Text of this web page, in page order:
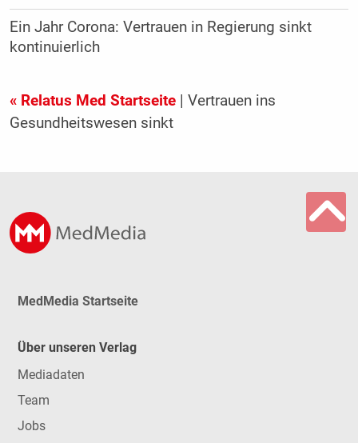
Ein Jahr Corona: Vertrauen in Regierung sinkt
kontinuierlich
« Relatus Med Startseite| Vertrauen ins
Gesundheitswesen sinkt
MedMedia Startseite
Über unseren Verlag
Mediadaten
Team
Jobs